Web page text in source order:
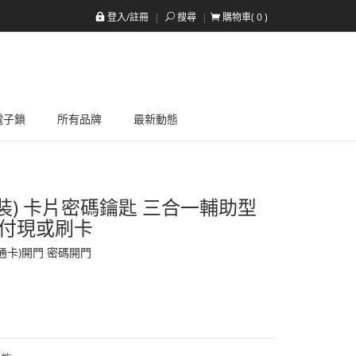
登入/註冊 搜尋 購物車( 0)
鎖 所有品牌 最新動態
) 卡片密碼鑰匙 三合一輔助型
現或刷卡
卡)開門 密碼開門